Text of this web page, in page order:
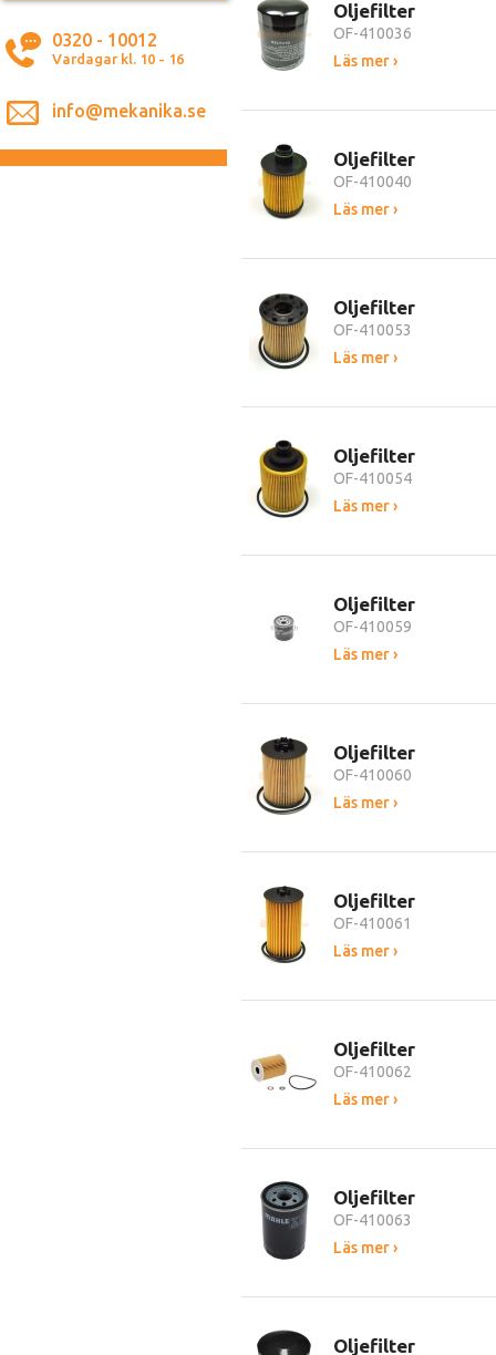
0320 - 10012
Vardagar kl. 10 - 16
info@mekanika.se
Oljefilter
OF-410036
Läs mer ›
Oljefilter
OF-410040
Läs mer ›
Oljefilter
OF-410053
Läs mer ›
Oljefilter
OF-410054
Läs mer ›
Oljefilter
OF-410059
Läs mer ›
Oljefilter
OF-410060
Läs mer ›
Oljefilter
OF-410061
Läs mer ›
Oljefilter
OF-410062
Läs mer ›
Oljefilter
OF-410063
Läs mer ›
Oljefilter